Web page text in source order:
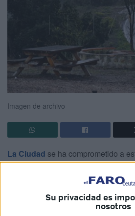
Su privacidad es
nosotros
Imagen de archivo
La Ciudad se ha comprometido a
de nuevosespacios de recreo y
ampliar la oferta disponible en este
ha sido impulsada por el
PSOE con
favorecer un “ocio sano” en Ceuta.